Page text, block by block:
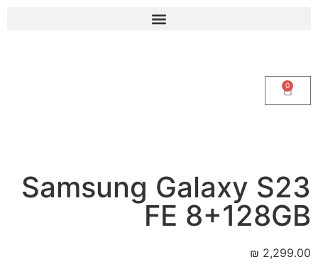
0
Samsung Galaxy S23
FE 8+128GB
₪ 2,299.00